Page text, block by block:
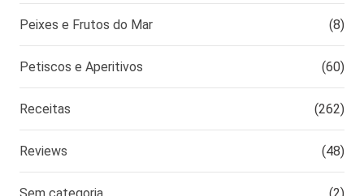
Peixes e Frutos do Mar (8)
Petiscos e Aperitivos (60)
Receitas (262)
Reviews (48)